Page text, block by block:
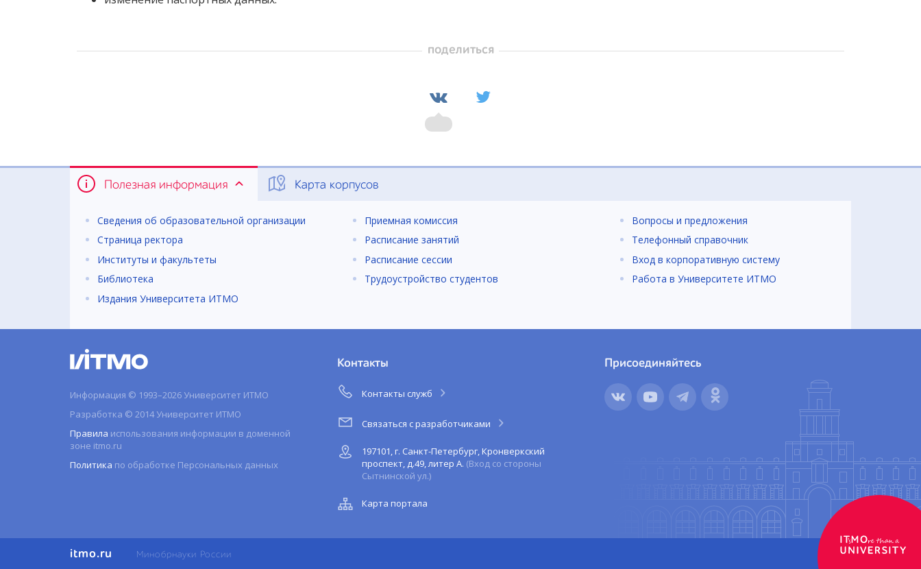
поделиться
Полезная информация Карта корпусов
Сведения об образовательной организации
Страница ректора
Институты и факультеты
Библиотека
Издания Университета ИТМО
Приемная комиссия
Расписание занятий
Расписание сессии
Трудоустройство студентов
Вопросы и предложения
Телефонный справочник
Вход в корпоративную систему
Работа в Университете ИТМО
Информация © 1993–2026 Университет ИТМО
Разработка © 2014 Университет ИТМО
Правила использования информации в доменной
зоне itmo.ru
Политика по обработке Персональных данных
Контакты
Контакты служб
Связаться с разработчиками
197101, г. Санкт-Петербург, Кронверкский
проспект, д.49, литер А. (Вход со стороны
Сытнинской ул.)
Карта портала
Присоединяйтесь
itmo.ru Минобрнауки России